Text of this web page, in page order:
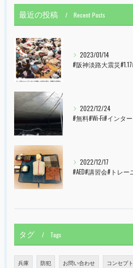
最近の投稿 Recent Posts
2023/01/14
2022/12/24
2022/12/17
タグ Tags
兵庫 防犯 お問い合わせ コンセプト